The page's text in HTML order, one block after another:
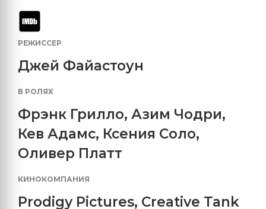
РЕЖИССЕР
Джей Файастоун
В РОЛЯХ
Фрэнк Грилло, Азим Чодри,
Кев Адамс, Ксения Соло,
Оливер Платт
КИНОКОМПАНИЯ
Prodigy Pictures, Creative Tank